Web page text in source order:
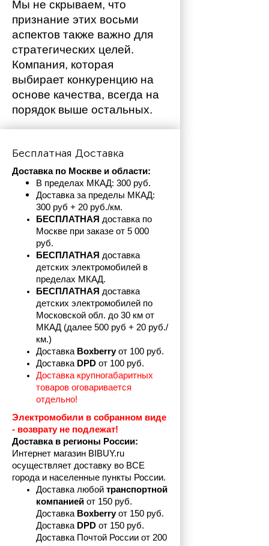
Мы не скрываем, что
признание этих восьми
аспектов также важно для
стратегических целей.
Компания, которая
выбирает конкуренцию на
основе качества, всегда на
порядок выше остальных.
Бесплатная Доставка
Доставка по Москве и области:
В пределах МКАД: 300 руб.
Доставка за пределы МКАД:
300 руб + 20 руб./км.
БЕСПЛАТНАЯ доставка по
Москве при заказе от 5 000
руб.
БЕСПЛАТНАЯ доставка
детских электромобилей в
пределах МКАД.
БЕСПЛАТНАЯ доставка
детских электромобилей по
Московской обл. до 30 км от
МКАД (далее 500 руб + 20 руб./
км.)
Доставка Boxberry от 100 руб.
Доставка DPD от 100 руб.
Доставка крупногабаритных
товаров оговаривается
отдельно!
Электромобили в собранном виде
- возврату не подлежат!
Доставка в регионы России:
Интернет магазин BIBUY.ru
осуществляет доставку во ВСЕ
города и населенные пункты России.
Доставка любой транспортной
компанией от 150 руб.
Доставка Boxberry от 150 руб.
Доставка DPD от 150 руб.
Доставка Почтой России от 200